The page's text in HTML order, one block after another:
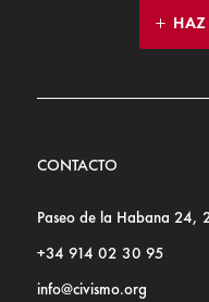
CONTACTO
Paseo de la Habana
+34 914 02 30 95
info@civismo.org